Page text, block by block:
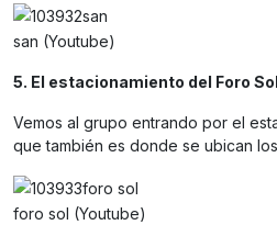
san (Youtube)
5. El estacionamiento del Foro Sol
Vemos al grupo entrando por el
que también es donde se ubican
foro sol (Youtube)